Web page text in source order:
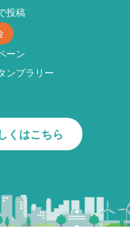
投稿
ーン
ンプラリー
くはこちら